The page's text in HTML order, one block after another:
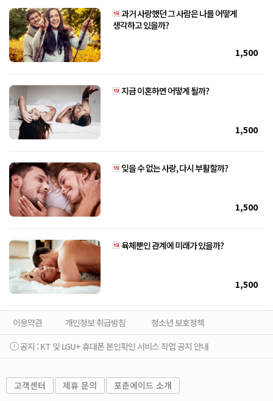
과거 사랑했던 그 사람은 나를 어떻게
생각하고 있을까?
1,500
지금 이혼하면 어떻게 될까?
1,500
잊을 수 없는 사랑, 다시 부활할까?
1,500
육체뿐인 관계에 미래가 있을까?
1,500
이용약관 개인정보 취급방침
청소년 보호정책
공지 : KT 및 LGU+ 휴대폰 본인확인 서비스 작업 공지 안내
고객센터 제휴 문의 포춘에이드 소개